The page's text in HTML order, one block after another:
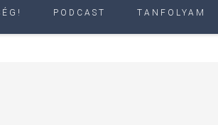
PODCAST TANFOLYAM